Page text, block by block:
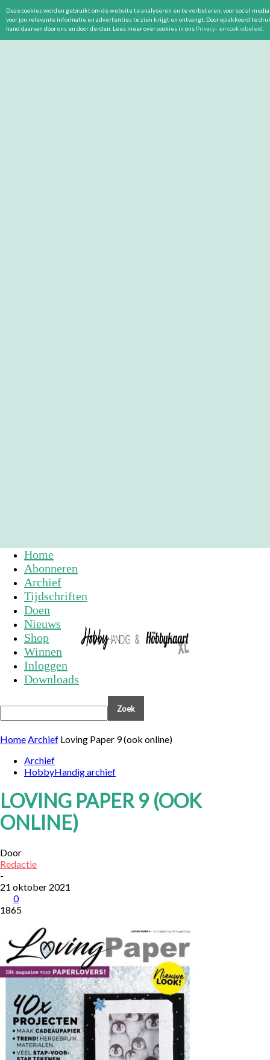
Home
Abonneren
Archief
Tijdschriften
Doen
Nieuws
Shop
Winnen
Inloggen
Downloads
HomeArchief Loving Paper 9 (ook online)
Archief
HobbyHandig archief
LOVING PAPER 9 (OOK
ONLINE)
Door
Redactie
-
21 oktober 2021
0
1865
Deze cookies worden gebruikt om de website te analyseren en te verbeteren, voor social
voor jou relevante informatie en advertenties te zien krijgt en ontvangt. Door op akkoord te
hand daarvan door ons en door derden. Lees meer over cookies in ons Privacy- en cookiebeleid